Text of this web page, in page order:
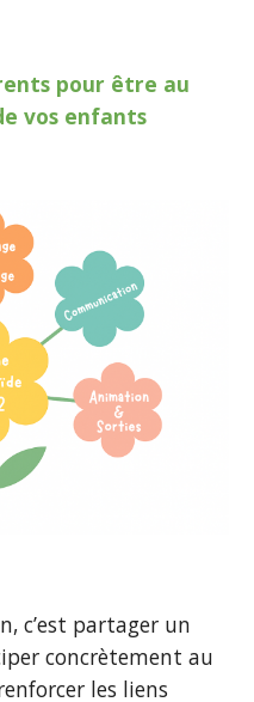
pour être au
vos enfants
c’est partager un
concrètement au
les liens